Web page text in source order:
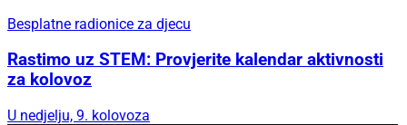
Besplatne radionice za djecu
Rastimo uz STEM: Provjerite kalendar aktivnosti
za kolovoz
U nedjelju, 9. kolovoza